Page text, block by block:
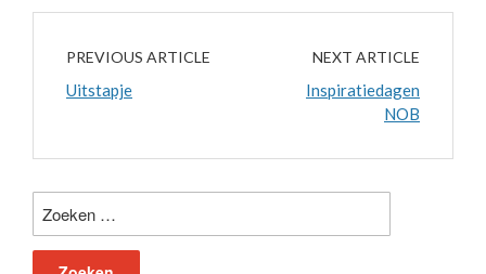
PREVIOUS ARTICLE
Uitstapje
NEXT ARTICLE
Inspiratiedagen
NOB